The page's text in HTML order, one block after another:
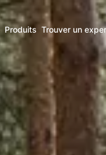
Produits Trouver un